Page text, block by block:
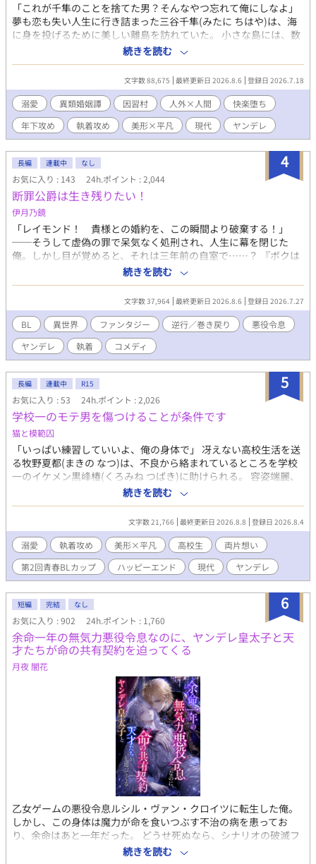
「これが千隼のことを捨てた男？そんなやつ忘れて俺にしなよ」
夢も恋も失い人生に行き詰まった三谷千隼(みたに ちはや)は、海
に身を投げるために美しい離島を訪れていた。 小さな島には、数
百年ものあいだ一度も実行されたことがない奇祭の伝承が残って
いる。島の神様との婚姻の儀。 岬の崖から飛び降りる寸前、千隼
は一人の青年と出会う。まだ少年の面影を残す白い横顔、海の底
のような瑠璃色の瞳、幻想的な美貌の不思議な子だった。 「俺の
名前、千隼が決めて」 なぜか名前を教えてくれない青年に、千隼
は瑠璃(るり)という呼び名をつける。 どこか浮世離れしているけ
ど人懐っこい瑠璃との交流で、千隼は少しずつ生きる気力を取り
戻していく。 しかしあるとき、瑠璃が島の人々から神様と崇めら
れる存在だと知り……。 汚れた過去を持つ千隼がはじめて掴んだ
本物の恋、閉ざされた離島の土着信仰の狂気、瑠璃の正体。いつ
のまにか千隼は島の奇妙な因習に囚われていく。 溺愛執着年下攻
め(神)×元ビッチ受け ※作中で浮気描写はありませんが、過去の
モブ×受け描写が少しあります 作中で攻めの瑠璃が女神、花嫁と
して扱われる場面があるけど、瑠璃はリバ要素なしの攻め男です
全34話、完結保証
続きを読む
文字数 88,675 最終更新日 2026.8.6 登録日 2026.7.18
溺愛 異類婚姻譚 因習村 人外×人間
快楽堕ち
年下攻め
執着攻め 美形×平凡 現代 ヤンデレ
4
長編 連載中 なし
お気に入り : 143 24h.ポイント : 2,044
断罪公爵は生き残りたい！
伊月乃鏡
「レイモンド！ 貴様との婚約を、この瞬間より破棄する！」
──そうして虚偽の罪で呆気なく処刑され、人生に幕を閉じた
俺。しかし目が覚めると、それは三年前の自室で……？ 『ボクは
ラピス！ キミの人生を導く神使さ』 「なんて気味の悪いくらげ
だ」 三年契約の日雇い派遣でやってきた喋るくらげに導かれ、巻
き戻り生活が幕を開ける！ あとたった三年で、俺は生き残れるの
か！？ 生き残るために婚約者の王子──レオンを射止め、婚約
破棄と断罪フラグをへし折ろう！ 不思議なクラゲと共に頑張れレ
イモンド、頑張れ派遣！ 給料いくらなんだろう！
続きを読む
文字数 37,964 最終更新日 2026.8.6 登録日 2026.7.27
BL 異世界 ファンタジー 逆行／巻き戻り
悪役令息
ヤンデレ
執着 コメディ
5
長編 連載中 R15
お気に入り : 53 24h.ポイント : 2,026
学校一のモテ男を傷つけることが条件です
猫と模範囚
「いっぱい練習していいよ、俺の身体で」 冴えない高校生活を送
る牧野夏都(まきの なつ)は、不良から絡まれているところを学校
一のイケメン黒峰椿(くろみね つばき)に助けられる。 容姿端麗、
成績優秀、気怠く大人びた雰囲気の最強モテ男……そんな椿が、
いじめられっ子の夏都を守る契約を持ちかけてきた。 ただしひと
つだけ条件がある。 それは椿の身体に傷痕を残すこと。 半ば脅さ
れる形で契約を受け入れた夏都を、椿は学校中が見ている前であ
からさまに特別扱いして可愛がる。 夏都への好意を隠そうとしな
い椿の甘い執着。なぜ夏都が選ばれたのかわからない。 放課後の
図書室、夏休みの旅行、文化祭。正反対な二人の奇妙な青春と恋
の話。 （完結保証）
続きを読む
文字数 21,766 最終更新日 2026.8.8 登録日 2026.8.4
溺愛 執着攻め 美形×平凡 高校生
両片想い
第2回青春BLカップ
ハッピーエンド 現代 ヤンデレ
6
短編 完結 なし
お気に入り : 902 24h.ポイント : 1,760
余命一年の無気力悪役令息なのに、ヤンデレ皇太子と天
才たちが命の共有契約を迫ってくる
月夜 闇花
乙女ゲームの悪役令息ルシル・ヴァン・クロイツに転生した俺。
しかし、この身体は魔力が命を食いつぶす不治の病を患ってお
り、余命はあと一年だった。 どうせ死ぬなら、シナリオの破滅フ
ラグを回避し、誰の記憶にも残らず静かに消え去りたい。 そう願
続きを読む